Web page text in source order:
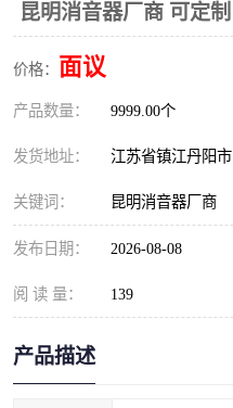
昆明消音器厂商 可定制
价格： 面议
产品数量： 9999.00个
发货地址： 江苏省镇江丹阳市
关键词： 昆明消音器厂商
发布日期： 2026-08-08
阅 读 量： 139
产品描述